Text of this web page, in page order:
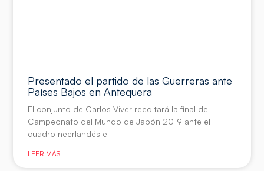
Presentado el partido de las Guerreras ante
Países Bajos en Antequera
El conjunto de Carlos Viver reeditará la final del
Campeonato del Mundo de Japón 2019 ante el
cuadro neerlandés el
LEER MÁS